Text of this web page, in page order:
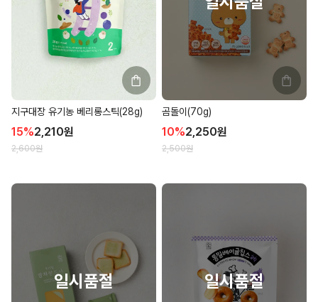
지구대장 유기농 베리롱스틱(28g)
15%2,210원
2,600원
곰돌이(70g)
10%2,250원
2,500원